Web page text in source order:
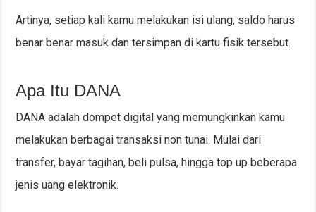
Artinya, setiap kali kamu melakukan isi ulang, saldo harus
benar benar masuk dan tersimpan di kartu fisik tersebut.
Apa Itu DANA
DANA adalah dompet digital yang memungkinkan kamu
melakukan berbagai transaksi non tunai. Mulai dari
transfer, bayar tagihan, beli pulsa, hingga top up beberapa
jenis uang elektronik.